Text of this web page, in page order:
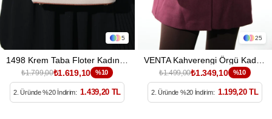
5
₺1.799,00₺1.619,10 %10
2. Üründe %20 İndirim: 1.439,20 TL
25
₺1.499,00₺1.349,10 %10
2. Üründe %20 İndirim: 1.199,20 TL